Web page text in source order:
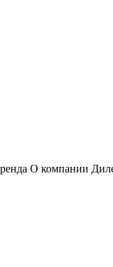
О компании